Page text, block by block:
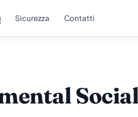
Sicurezza Contatti